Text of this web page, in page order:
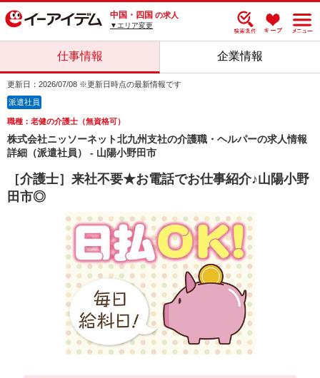
中国・四国 の求人
▼エリア変更
仕事情報 企業情報
更新日：2026/07/08 ※更新日時点の最新情報です
派遣社員
職種：老健の介護士（無資格可）
株式会社ニッソーネット北九州支社の介護職・ヘルパーの求人情報
詳細（派遣社員） - 山陽小野田市
［介護士］来社不要★お電話でお仕事紹介♪山陽小野
田市◎